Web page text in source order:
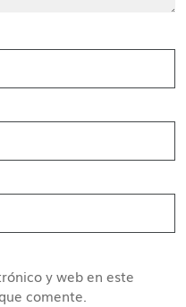
y web en este
comente.